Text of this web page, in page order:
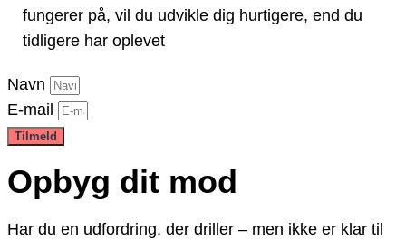
fungerer på, vil du udvikle dig hurtigere, end du
tidligere har oplevet
Navn
E-mail
Tilmeld
Opbyg dit mod
Har du en udfordring, der driller – men ikke er klar til